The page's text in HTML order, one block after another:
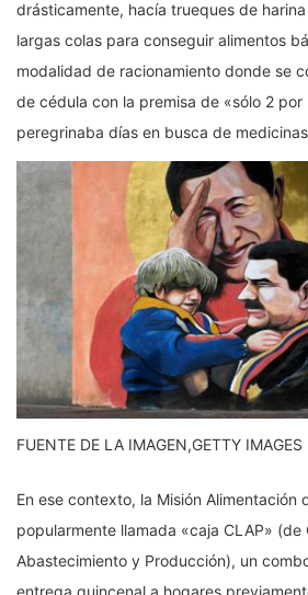
drásticamente, hacía trueques de
largas colas para conseguir alimentos
modalidad de racionamiento donde se
de cédula con la premisa de «sólo 2 por
peregrinaba días en busca de
FUENTE DE LA IMAGEN,GETTY IMAGES
En ese contexto, la Misión Alimentación
popularmente llamada «caja CLAP» (de
Abastecimiento y Producción), un
entrega quincenal a hogares